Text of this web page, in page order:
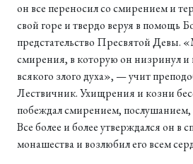
он все переносил со смирением и
свой горе и твердо веруя в помощь
предстательство Пресвятой Девы.
смирения, в которую он низринул и
всякого злого духа», — учит
Лествичник. Ухищрения и козни
побеждал смирением, послушанием,
Все более и более утверждался он в
монашества и возлюбил его всем